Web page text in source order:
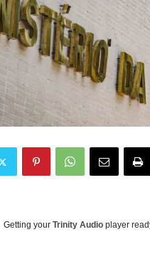
Getting your Trinity Audio player